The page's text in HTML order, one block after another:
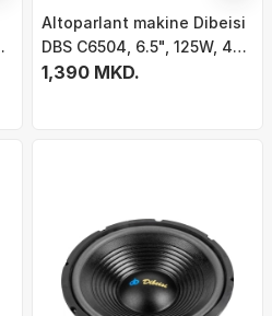
Altoparlant makine Dibeisi
DBS C6504, 6.5", 125W, 4
Ohm
1,390 MKD.